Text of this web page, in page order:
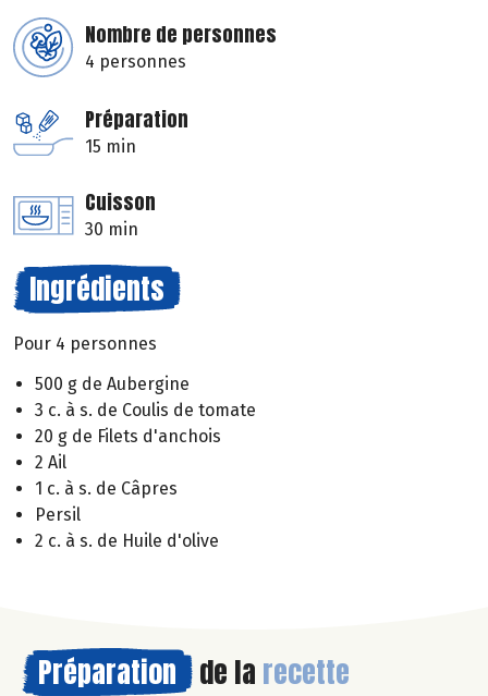
Nombre de personnes
4 personnes
Préparation
15 min
Cuisson
30 min
Ingrédients
Pour 4 personnes
500 g de Aubergine
3 c. à s. de Coulis de tomate
20 g de Filets d'anchois
2 Ail
1 c. à s. de Câpres
Persil
2 c. à s. de Huile d'olive
Préparation de la recette